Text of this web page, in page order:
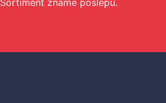
Sortiment známe poslepu.